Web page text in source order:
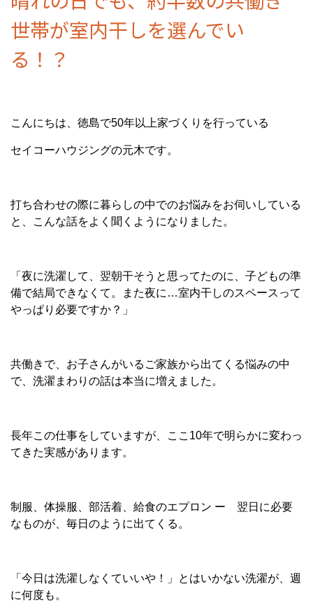
世帯が室内干しを選んでい
る！？
こんにちは、徳島で50年以上家づくりを行っている
セイコーハウジングの元木です。
打ち合わせの際に暮らしの中でのお悩みをお伺いしている
と、こんな話をよく聞くようになりました。
「夜に洗濯して、翌朝干そうと思ってたのに、子どもの準
備で結局できなくて。また夜に…室内干しのスペースって
やっぱり必要ですか？」
共働きで、お子さんがいるご家族から出てくる悩みの中
で、洗濯まわりの話は本当に増えました。
長年この仕事をしていますが、ここ10年で明らかに変わっ
てきた実感があります。
制服、体操服、部活着、給食のエプロン ー 翌日に必要
なものが、毎日のように出てくる。
「今日は洗濯しなくていいや！」とはいかない洗濯が、週
に何度も。